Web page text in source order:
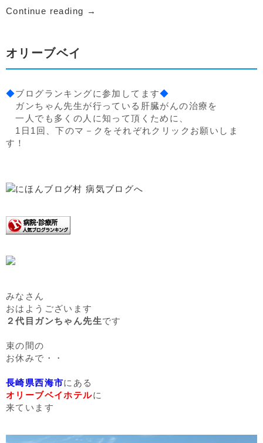
Continue reading →
オリーブベイ
◆ブログランキングに参加してます◆
ガンちゃん先生が行っている肝臓がんの治療を
一人でも多くの人に知って頂くために、
1日1回、下のマ－クをそれぞれクリックお願いしま
す！
みなさん
おはようございます
２代目ガンちゃん先生です
束の間の
お休みで・・
長崎県西海市にある
オリーブベイホテルに
来ています